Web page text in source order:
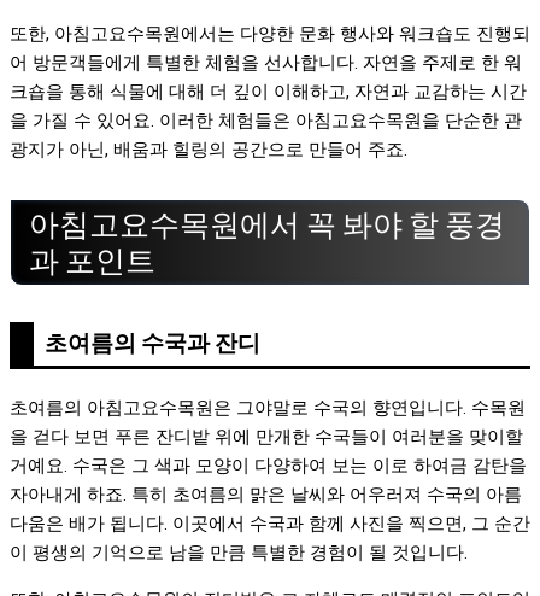
또한, 아침고요수목원에서는 다양한 문화 행사와 워크숍도 진행되
어 방문객들에게 특별한 체험을 선사합니다. 자연을 주제로 한 워
크숍을 통해 식물에 대해 더 깊이 이해하고, 자연과 교감하는 시간
을 가질 수 있어요. 이러한 체험들은 아침고요수목원을 단순한 관
광지가 아닌, 배움과 힐링의 공간으로 만들어 주죠.
아침고요수목원에서 꼭 봐야 할 풍경
과 포인트
초여름의 수국과 잔디
초여름의 아침고요수목원은 그야말로 수국의 향연입니다. 수목원
을 걷다 보면 푸른 잔디밭 위에 만개한 수국들이 여러분을 맞이할
거예요. 수국은 그 색과 모양이 다양하여 보는 이로 하여금 감탄을
자아내게 하죠. 특히 초여름의 맑은 날씨와 어우러져 수국의 아름
다움은 배가 됩니다. 이곳에서 수국과 함께 사진을 찍으면, 그 순간
이 평생의 기억으로 남을 만큼 특별한 경험이 될 것입니다.